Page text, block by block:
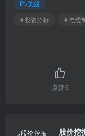
美股
# 投资分析
# 电缆
点赞6
股价挖